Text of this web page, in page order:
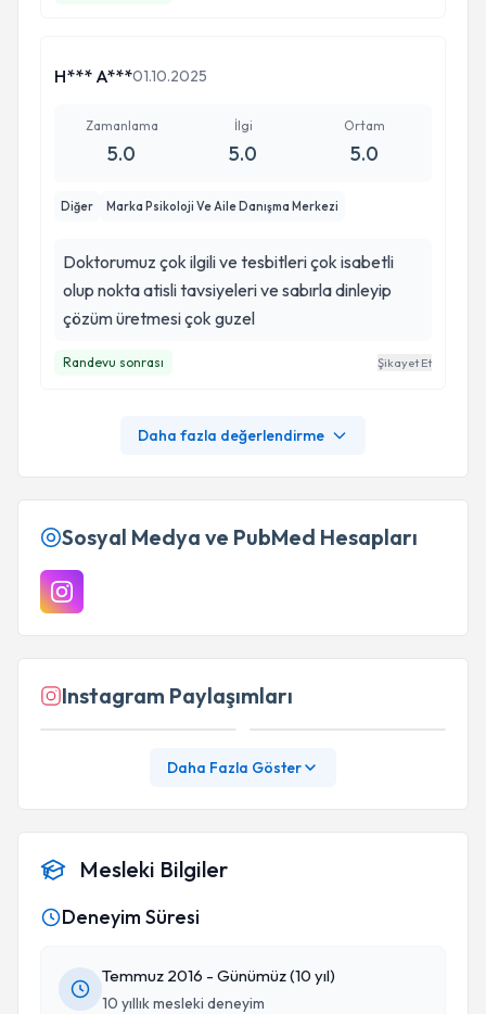
H*** A***01.10.2025
Zamanlama
5.0
İlgi
5.0
Ortam
5.0
Diğer Marka Psikoloji Ve Aile Danışma Merkezi
Doktorumuz çok ilgili ve tesbitleri çok isabetli
olup nokta atisli tavsiyeleri ve sabırla dinleyip
çözüm üretmesi çok guzel
Randevu sonrası Şikayet Et
Daha fazla değerlendirme
Sosyal Medya ve PubMed Hesapları
Instagram Paylaşımları
Daha Fazla Göster
Mesleki Bilgiler
Deneyim Süresi
Temmuz 2016 - Günümüz (10 yıl)
10 yıllık mesleki deneyim